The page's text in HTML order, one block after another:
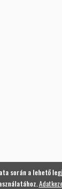
során a lehető